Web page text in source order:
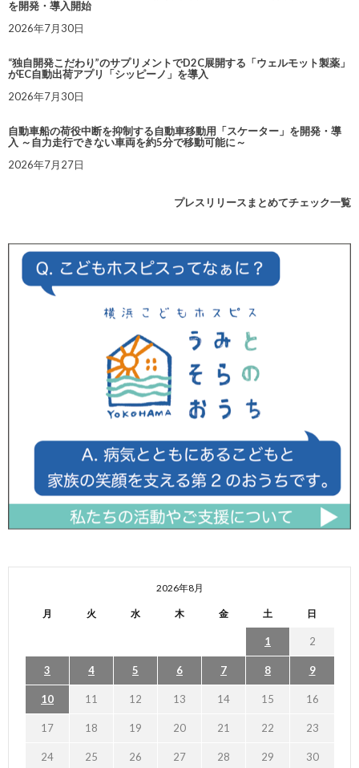
を開発・導入開始
2026年7月30日
“独自開発こだわり”のサプリメントでD2C展開する「ウェルモット製薬」
がEC自動出荷アプリ「シッピーノ」を導入
2026年7月30日
自動車船の荷役中断を抑制する自動車移動用「スケーター」を開発・導
入 ～自力走行できない車両を約5分で移動可能に～
2026年7月27日
プレスリリースまとめてチェック一覧
2026年8月
月 火 水 木 金 土 日
1 2
3 4 5 6 7 8 9
10 11 12 13 14 15 16
17 18 19 20 21 22 23
24 25 26 27 28 29 30